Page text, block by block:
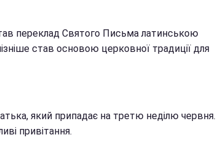
переклад Святого Письма латинською
став основою церковної традиції для
який припадає на третю неділю червня. І
привітання.